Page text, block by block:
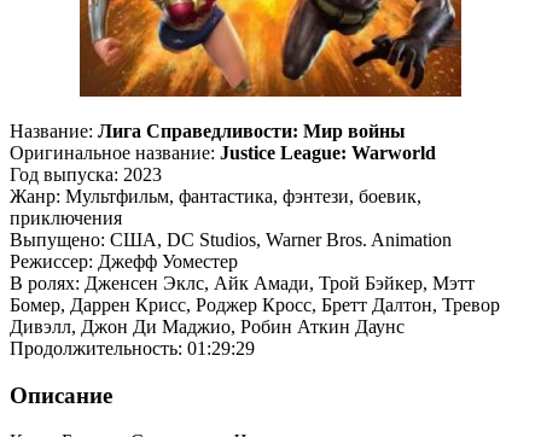
Название: Лига Справедливости: Мир войны
Оригинальное название: Justice League: Warworld
Год выпуска: 2023
Жанр: Мультфильм, фантастика, фэнтези, боевик,
приключения
Выпущено: США, DC Studios, Warner Bros. Animation
Режиссер: Джефф Уоместер
В ролях: Дженсен Эклс, Айк Амади, Трой Бэйкер, Мэтт
Бомер, Даррен Крисс, Роджер Кросс, Бретт Далтон, Тревор
Дивэлл, Джон Ди Маджио, Робин Аткин Даунс
Продолжительность: 01:29:29
Описание